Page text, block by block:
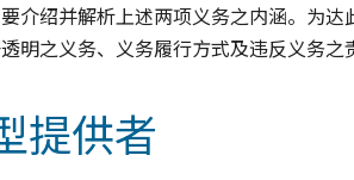
介绍并解析上述两项义务之内涵。为
明之义务、义务履行方式及违反义务之
提供者